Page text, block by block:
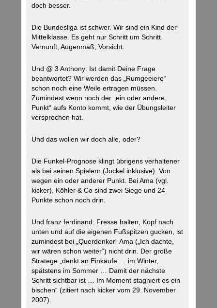
doch besser.
Die Bundesliga ist schwer. Wir sind ein Kind der
Mittelklasse. Es geht nur Schritt um Schritt.
Vernunft, Augenmaß, Vorsicht.
Und @ 3 Anthony: Ist damit Deine Frage
beantwortet? Wir werden das „Rumgeeiere“
schon noch eine Weile ertragen müssen.
Zumindest wenn noch der „ein oder andere
Punkt“ aufs Konto kommt, wie der Übungsleiter
versprochen hat.
Und das wollen wir doch alle, oder?
Die Funkel-Prognose klingt übrigens verhaltener
als bei seinen Spielern (Jockel inklusive). Von
wegen ein oder anderer Punkt. Bei Ama (vgl.
kicker), Köhler & Co sind zwei Siege und 24
Punkte schon noch drin.
Und franz ferdinand: Fresse halten, Kopf nach
unten und auf die eigenen Fußspitzen gucken, ist
zumindest bei „Querdenker“ Ama („Ich dachte,
wir wären schon weiter“) nicht drin. Der große
Stratege „denkt an Einkäufe … im Winter,
spätstens im Sommer … Damit der nächste
Schritt sichtbar ist … Im Moment stagniert es ein
bischen“ (zitiert nach kicker vom 29. November
2007).